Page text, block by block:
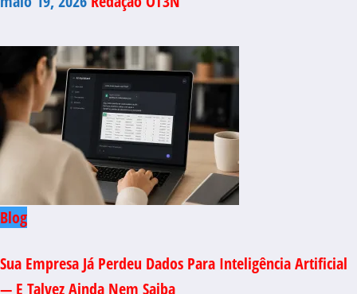
Blog
Sua Empresa Já Perdeu Dados Para Inteligência Artificial
— E Talvez Ainda Nem Saiba